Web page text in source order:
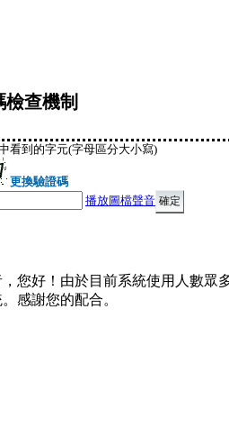
檢查機制
看到的字元(字母區分大小寫)
更換驗證碼
播放圖檔聲音
您好！由於目前系統使用人數眾
感謝您的配合。